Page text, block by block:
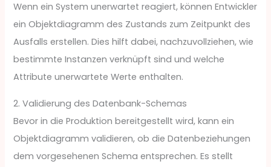
Wenn ein System unerwartet reagiert, können Entwickler
ein Objektdiagramm des Zustands zum Zeitpunkt des
Ausfalls erstellen. Dies hilft dabei, nachzuvollziehen, wie
bestimmte Instanzen verknüpft sind und welche
Attribute unerwartete Werte enthalten.
2. Validierung des Datenbank-Schemas
Bevor in die Produktion bereitgestellt wird, kann ein
Objektdiagramm validieren, ob die Datenbeziehungen
dem vorgesehenen Schema entsprechen. Es stellt